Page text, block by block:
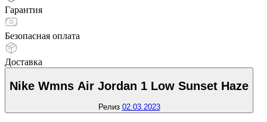
Гарантия
Безопасная оплата
Доставка
Nike Wmns Air Jordan 1 Low Sunset Haze
Релиз 02.03.2023